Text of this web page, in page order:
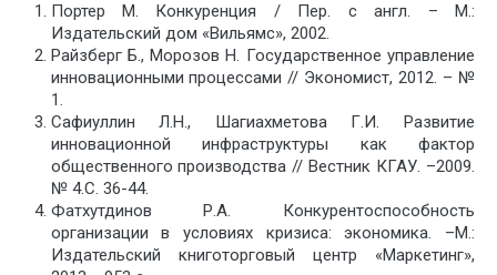
Портер М. Конкуренция / Пер. с англ. – М.:
Издательский дом «Вильямс», 2002.
Райзберг Б., Морозов Н. Государственное управление
инновационными процессами // Экономист, 2012. – №
1.
Сафиуллин Л.Н., Шагиахметова Г.И. Развитие
инновационной инфраструктуры как фактор
общественного производства // Вестник КГАУ. –2009.
№ 4.С. 36-44.
Фатхутдинов Р.А. Конкурентоспособность
организации в условиях кризиса: экономика. –М.:
Издательский книготорговый центр «Маркетинг»,